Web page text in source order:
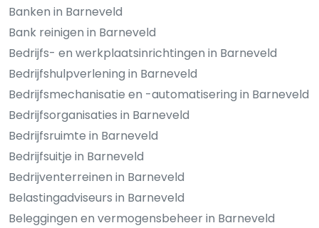
Banken in Barneveld
Bank reinigen in Barneveld
Bedrijfs- en werkplaatsinrichtingen in Barneveld
Bedrijfshulpverlening in Barneveld
Bedrijfsmechanisatie en -automatisering in Barneveld
Bedrijfsorganisaties in Barneveld
Bedrijfsruimte in Barneveld
Bedrijfsuitje in Barneveld
Bedrijventerreinen in Barneveld
Belastingadviseurs in Barneveld
Beleggingen en vermogensbeheer in Barneveld